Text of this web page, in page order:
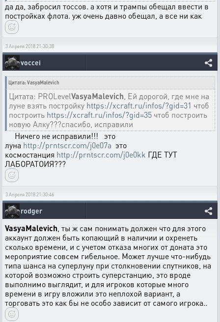
да да, забросил тоссов. а хотя и трампы обещал ввести в
постройках флота. уж очень давно обещал, а все ни как
3 Апреля 2018 21:30:38
voccei
Цитата: VasyaMalevich
Цитата: PROLevelVasyaMalevich , Ей дорогой, где мне на
луне взять постройку https://xcraft.ru/infos/?gid=31 чтоб
построить https://xcraft.ru/infos/?gid=35 чтоб построить
новую Алку???спасибо, исправили
Ничего не исправили!!! это
луна http://prntscr.com/j0e07a это
космостанция http://prntscr.com/j0e0kk ГДЕ ТУТ
ЛАБОРАТОИЯ???
3 Апреля 2018 21:30:46
rodger
VasyaMalevich , ты ж сам понимать должен что для этого
аккаунт должен быть копающий в наличии и охренеть
сколько времени, и с учетом отказа многих от доната это
мероприятие совсем гибельное. Может лучше что-нибудь
типа шанса на суперлуну при столкновении спутников, на
которой возможно строить суперстанцию, это вроде
выполнимо выглядит, и для игроков которые много
времени в игру вложили это неплохой вариант, а
торговать это как бы не особо зависит от самого игрока..